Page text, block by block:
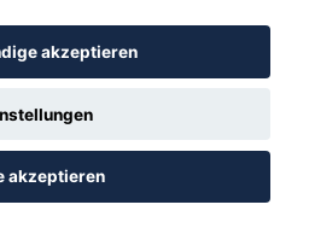
akzeptieren
akzeptieren